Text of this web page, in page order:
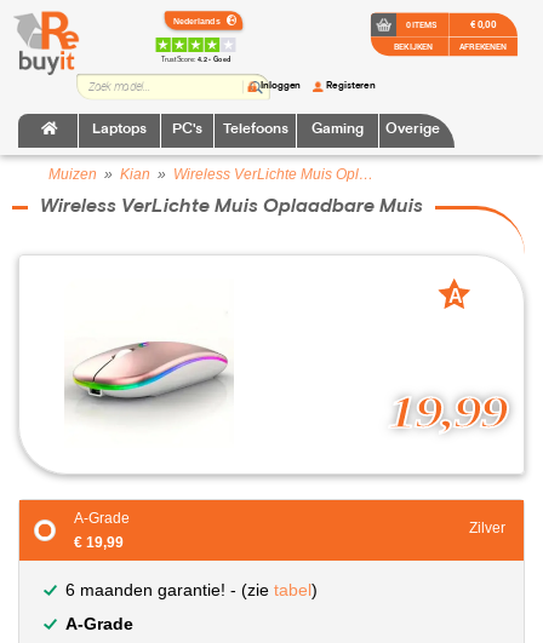
TrustScore:4.2 • Goed
Laptops PC's Telefoons Gaming Overige
Inloggen Registeren
0 ITEMS
BEKIJKEN
€ 0,00
AFREKENEN
Muizen » Kian »
Wireless VerLichte Muis Oplaadbare Muis
Wireless VerLichte Muis Oplaadbare Muis
19,99
A
A-Grade
€ 19,99
Zilver
6 maanden garantie! - (zie tabel)
A-Grade